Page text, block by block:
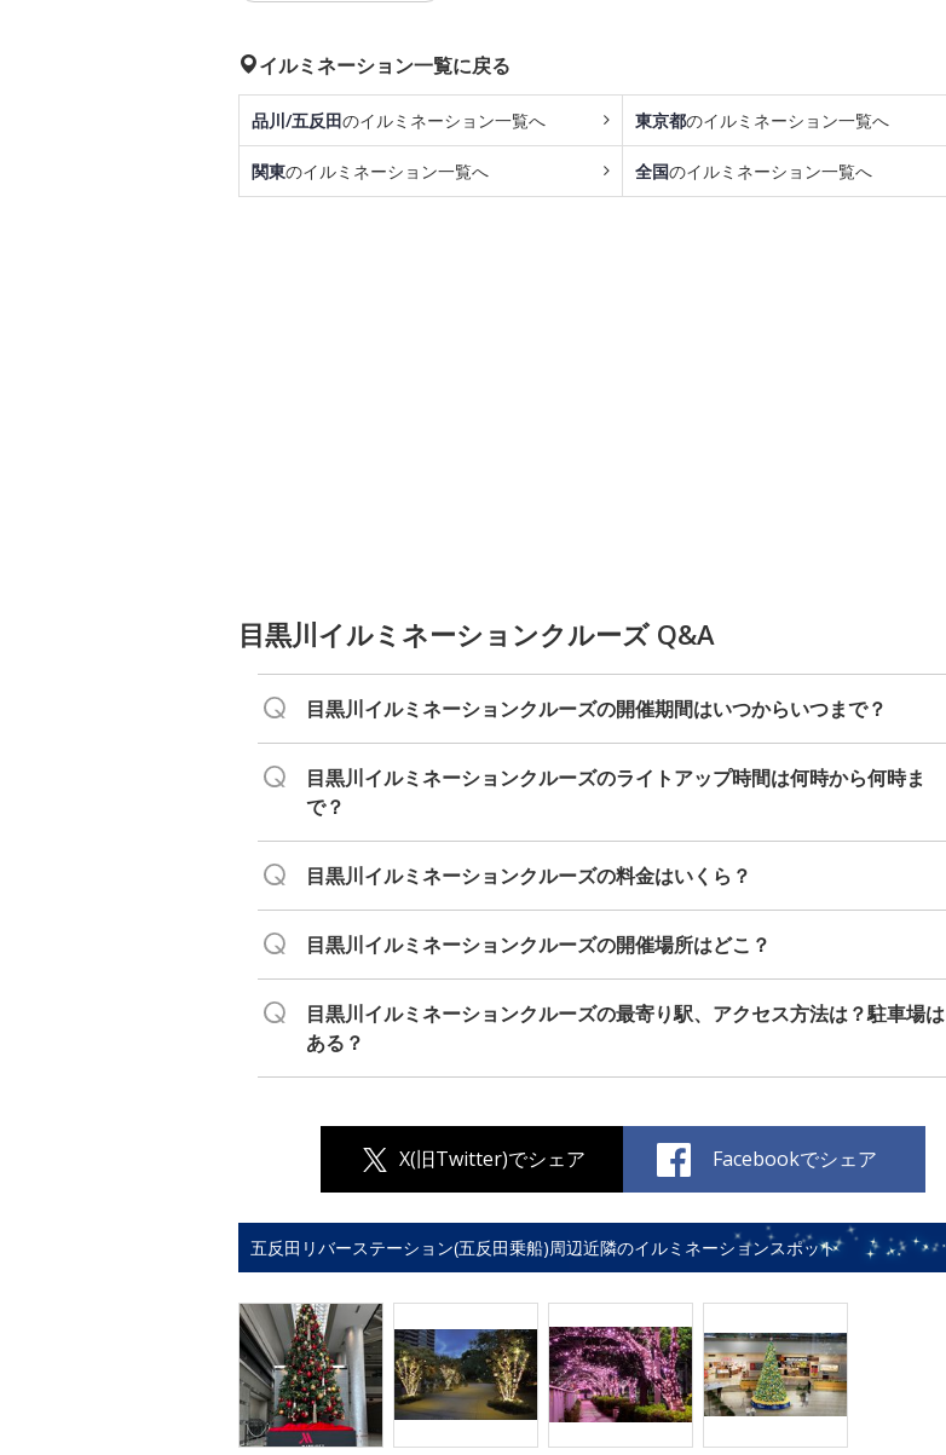
イルミネーション一覧に戻る
品川/五反田のイルミネーション一覧へ 東京都のイルミネーション一覧へ
関東のイルミネーション一覧へ 全国のイルミネーション一覧へ
目黒川イルミネーションクルーズ Q&A
目黒川イルミネーションクルーズの開催期間はいつからいつまで？
目黒川イルミネーションクルーズのライトアップ時間は何時から何時ま
で？
目黒川イルミネーションクルーズの料金はいくら？
目黒川イルミネーションクルーズの開催場所はどこ？
目黒川イルミネーションクルーズの最寄り駅、アクセス方法は？駐車場は
ある？
X(旧Twitter)でシェア Facebookでシェア
五反田リバーステーション(五反田乗船)周辺近隣のイルミネーションスポット